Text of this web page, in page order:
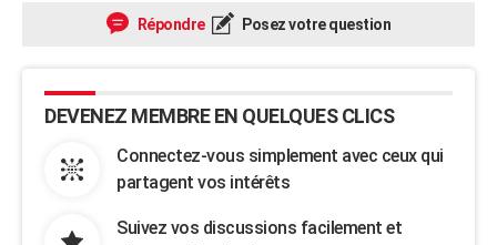
Répondre Posez votre question
DEVENEZ MEMBRE EN QUELQUES CLICS
Connectez-vous simplement avec ceux qui
partagent vos intérêts
Suivez vos discussions facilement et